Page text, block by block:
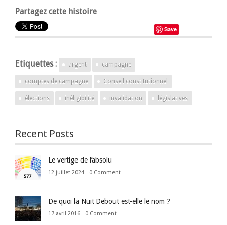
Partagez cette histoire
Save
Etiquettes : argent campagne
comptes de campagne Conseil constitutionnel
élections inéligibilité invalidation législatives
Recent Posts
Le vertige de l’absolu
12 juillet 2024 - 0 Comment
De quoi la Nuit Debout est-elle le nom ?
17 avril 2016 - 0 Comment